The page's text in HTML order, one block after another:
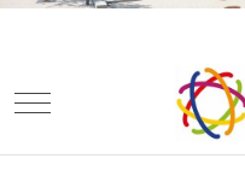
Mobile Menu Toggle